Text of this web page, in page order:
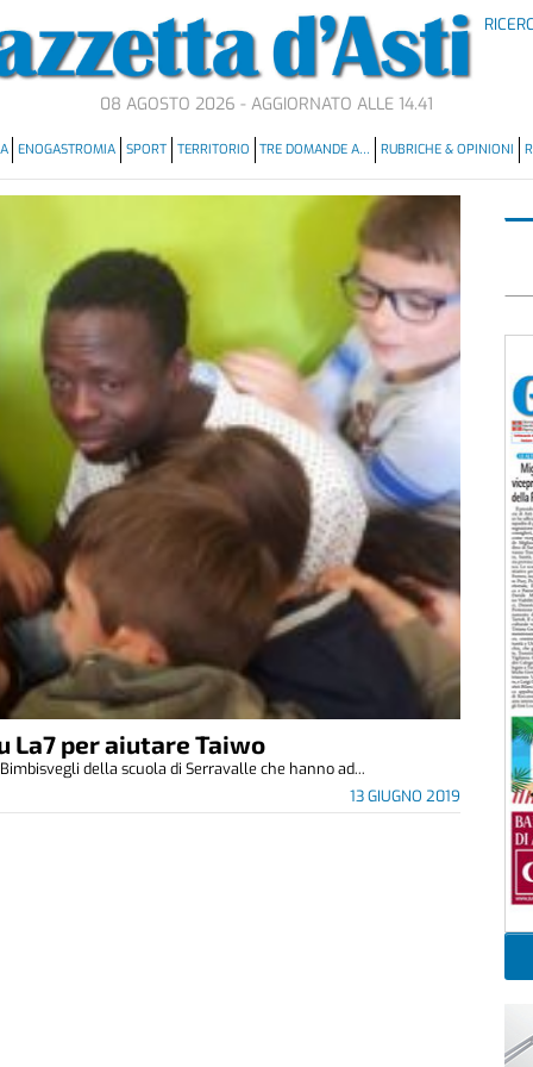
08 AGOSTO 2026 - AGGIORNATO ALLE 14.41
ENOGASTROMIA SPORT TERRITORIO TRE DOMANDE A… RUBRICHE & OPINIONI
La7 per aiutare Taiwo
13 GIUGNO 2019
della scuola di Serravalle che hanno ad...